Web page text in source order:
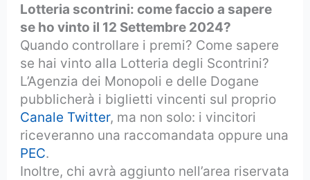
Lotteria scontrini: come faccio a sapere
se ho vinto il 12 Settembre 2024?
Quando controllare i premi? Come sapere
se hai vinto alla Lotteria degli Scontrini?
L’Agenzia dei Monopoli e delle Dogane
pubblicherà i biglietti vincenti sul proprio
Canale Twitter, ma non solo: i vincitori
riceveranno una raccomandata oppure una
PEC.
Inoltre, chi avrà aggiunto nell’area riservata